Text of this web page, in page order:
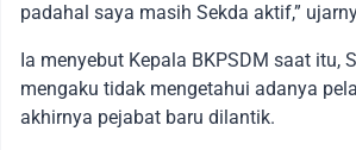
padahal saya masih Sekda aktif,”
Ia menyebut Kepala BKPSDM saat itu,
mengaku tidak mengetahui adanya
akhirnya pejabat baru dilantik.